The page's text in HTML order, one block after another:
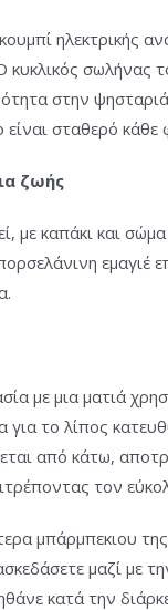
ηλεκτρικής
κυκλικός σωλήνας
στην
είναι σταθερό κάθε
ζωής
με καπάκι και
εμαγιέ
με μια ματιά
για το λίπος
από κάτω,
τον
μπάρμπεκιου
μαζί με
κατά την